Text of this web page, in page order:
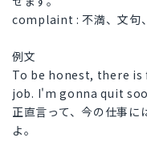
complaint : 不満、文句
例文
To be honest, there
job. I'm gonna quit
正直言って、今の仕事に
よ。